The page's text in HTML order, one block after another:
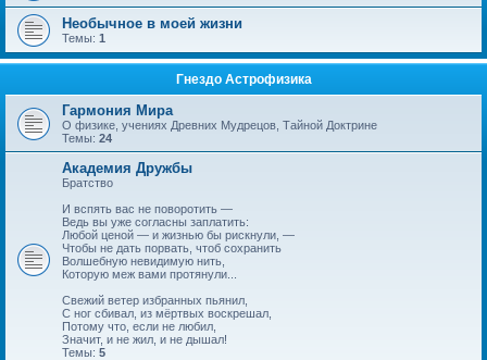
Необычное в моей жизни
Темы: 1
Гнездо Астрофизика
Гармония Мира
О физике, учениях Древних Мудрецов, Тайной Доктрине
Темы: 24
Академия Дружбы
Братство
И вспять вас не поворотить —
Ведь вы уже согласны заплатить:
Любой ценой — и жизнью бы рискнули, —
Чтобы не дать порвать, чтоб сохранить
Волшебную невидимую нить,
Которую меж вами протянули...
Свежий ветер избранных пьянил,
С ног сбивал, из мёртвых воскрешал,
Потому что, если не любил,
Значит, и не жил, и не дышал!
Темы: 5